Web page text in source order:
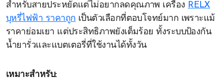
สำหรับสายประหยัดแต่ไม่อยากลดคุณภาพ เครื่อง RELX
บุหรี่ไฟฟ้า ราคาถูก เป็นตัวเลือกที่ตอบโจทย์มาก เพราะแม้
ราคาย่อมเยา แต่ประสิทธิภาพยังเต็มร้อย ทั้งระบบป้องกัน
น้ำยารั่วและแบตเตอรี่ที่ใช้งานได้ทั้งวัน
เหมาะสำหรับ: